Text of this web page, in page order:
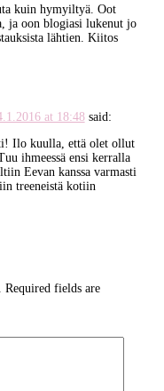
kuin hymyiltyä. Oot
ja oon blogiasi lukenut jo
lähtien. Kiitos
at 18:48 said:
Ilo kuulla, että olet ollut
ihmeessä ensi kerralla
Eevan kanssa varmasti
treeneistä kotiin
Required fields are